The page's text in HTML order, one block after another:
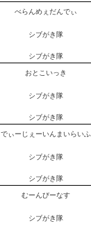
べらんめぇだんでぃ
シブがき隊
シブがき隊
おとこいっき
シブがき隊
シブがき隊
でぃーじぇーいんまいらいふ
シブがき隊
シブがき隊
むーんびーなす
シブがき隊